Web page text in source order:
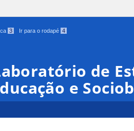
3 Ir para o rodapé 4
de
e